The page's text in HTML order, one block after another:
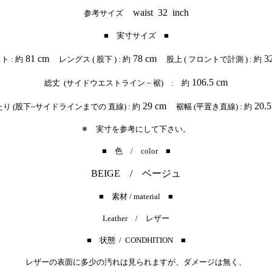
参考サイズwaist 32 inch
■ 実寸サイズ ■
: 約 81 cm レングス ( 股下 ) : 約 78 cm 股上 ( フロントで計測 ) : 約
総丈 (サイドウエストライン ~ 裾) : 約 106.5 cm
り (股下~サイドラインまでの 直線) : 約 29 cm 裾幅 (平置き直線) : 約
※ 実寸を参考にして下さい。
■ 色 / color ■
BEIGE / ベージュ
■ 素材 / material ■
Leather / レザー
■ 状態 / CONDHITION ■
レザーの表面に多少の汚れは見られますが、 ダメージは無く、